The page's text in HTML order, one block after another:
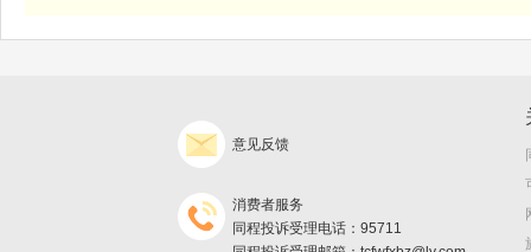
意见反馈
消费者服务
同程投诉受理电话：95711